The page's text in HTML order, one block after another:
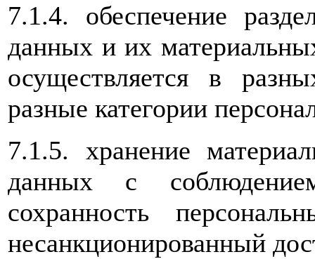
7.1.4. обеспечение
данных и их
осуществляется в
разные категории
7.1.5. хранение
данных с
сохранность
несанкционированный